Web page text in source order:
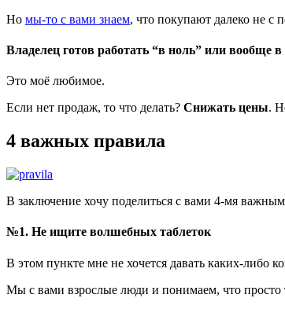
Но мы-то с вами знаем, что покупают далеко не с
Владелец готов работать “в ноль” или вообще
Это моё любимое.
Если нет продаж, то что делать? Снижать цены.
4 важных правила
В заключение хочу поделиться с вами 4-мя
№1. Не ищите волшебных таблеток
В этом пункте мне не хочется давать каких-либо
Мы с вами взрослые люди и понимаем, что просто